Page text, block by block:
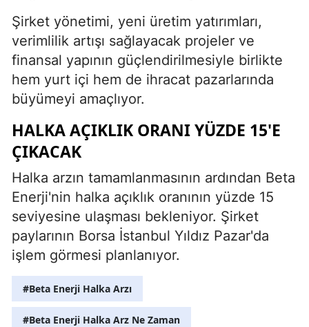
Şirket yönetimi, yeni üretim yatırımları,
verimlilik artışı sağlayacak projeler ve
finansal yapının güçlendirilmesiyle birlikte
hem yurt içi hem de ihracat pazarlarında
büyümeyi amaçlıyor.
HALKA AÇIKLIK ORANI YÜZDE 15'E
ÇIKACAK
Halka arzın tamamlanmasının ardından Beta
Enerji'nin halka açıklık oranının yüzde 15
seviyesine ulaşması bekleniyor. Şirket
paylarının Borsa İstanbul Yıldız Pazar'da
işlem görmesi planlanıyor.
#Beta Enerji Halka Arzı
#Beta Enerji Halka Arz Ne Zaman